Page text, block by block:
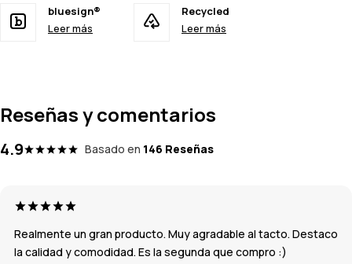
bluesign®
Leer más
Recycled
Leer más
Reseñas y comentarios
4.9 Basado en 146 Reseñas
Realmente un gran producto. Muy agradable al tacto. Destaco
la calidad y comodidad. Es la segunda que compro :)